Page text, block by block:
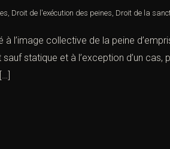
, Droit de l'exécution des peines, Droit de la
à l’image collective de la peine
statique et à l’exception d’un